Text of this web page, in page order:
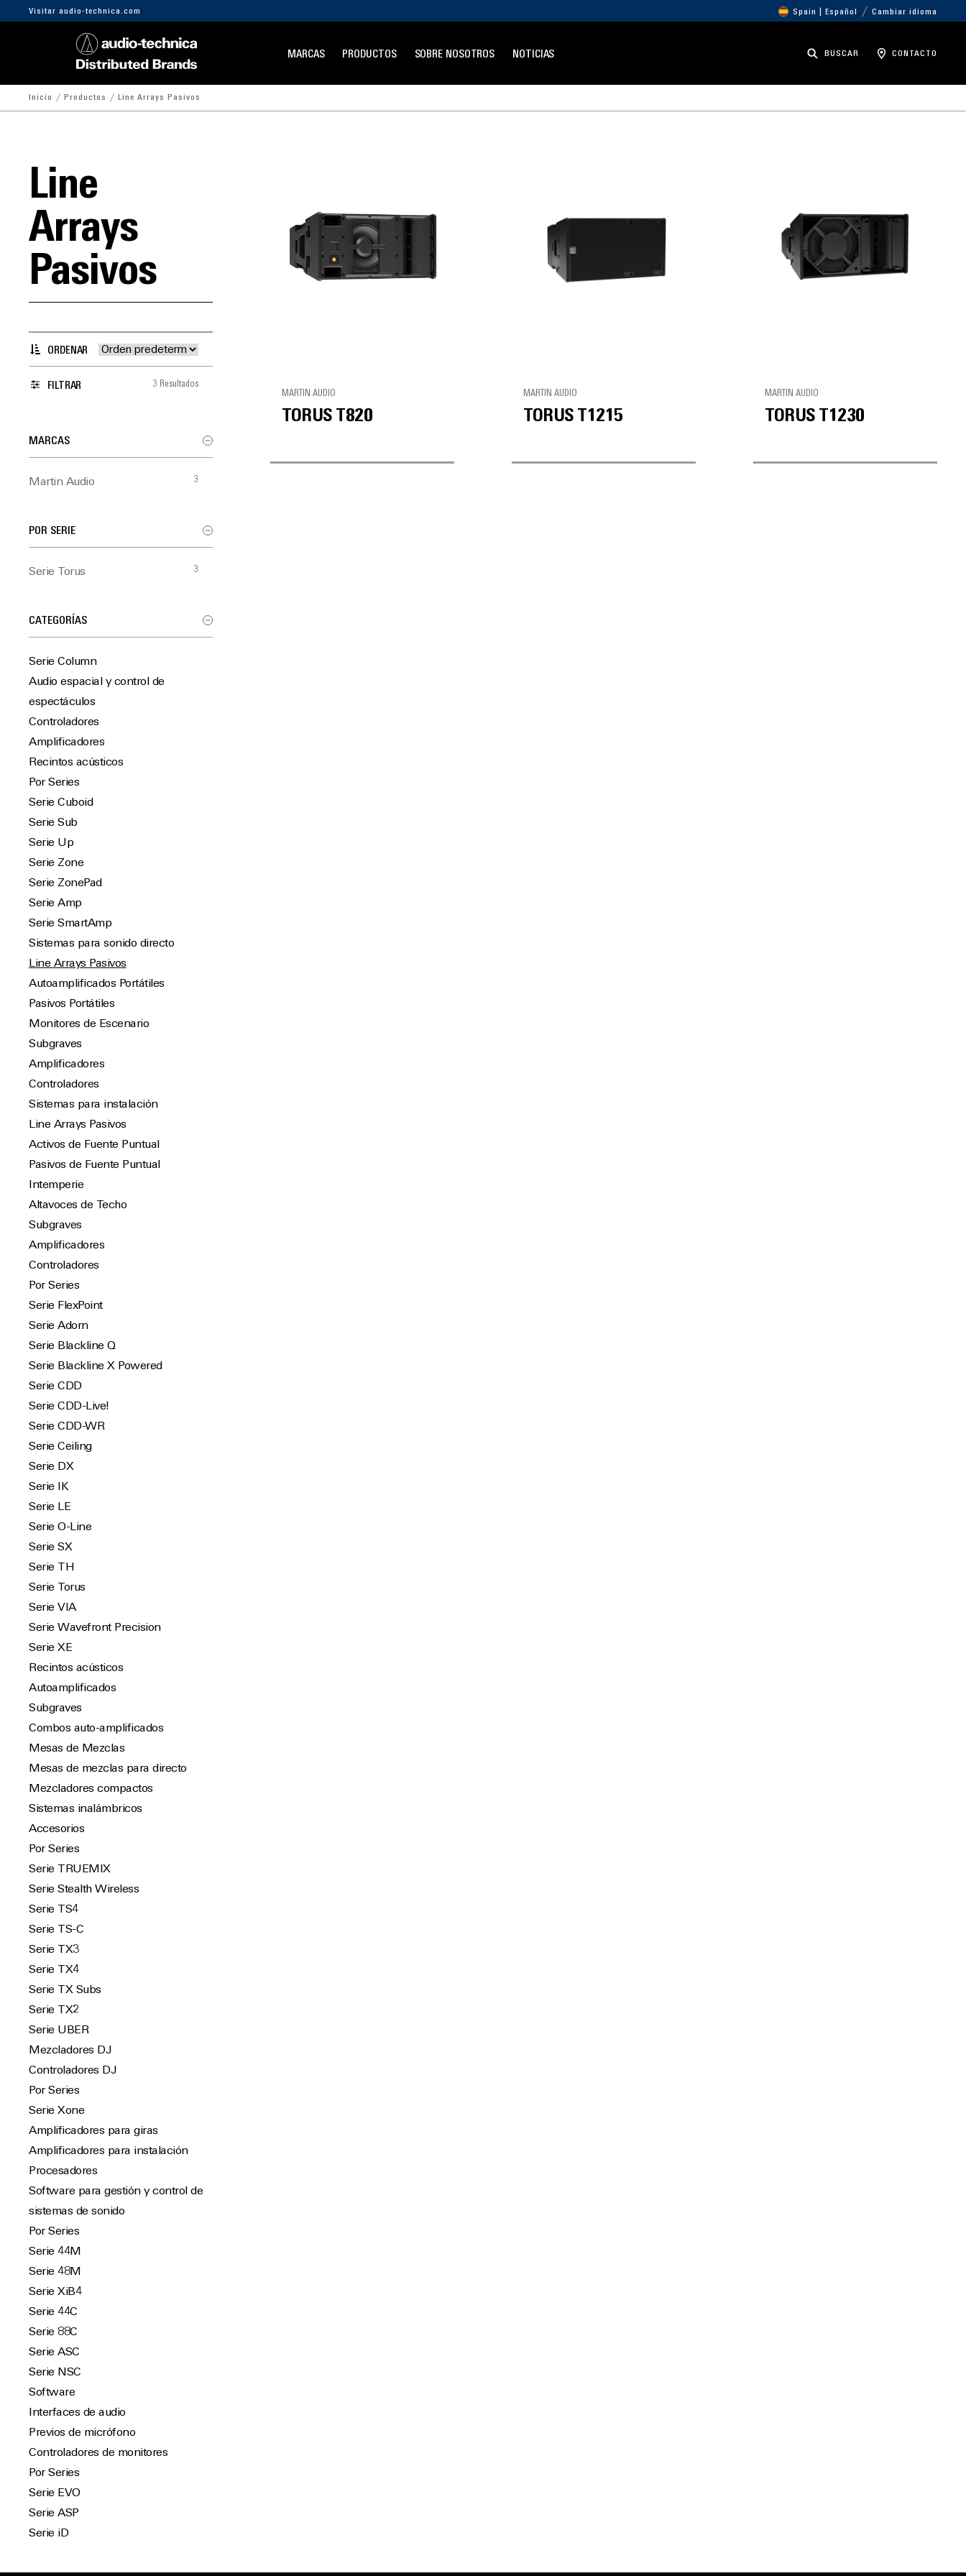
Visitar audio-technica.com Spain | Español Cambiar idioma
MARCAS PRODUCTOS SOBRE NOSOTROS NOTICIAS BUSCAR CONTACTO
Inicio Productos Line Arrays Pasivos
Line
Arrays
Pasivos
ORDENAR
FILTRAR 3 Resultados
MARCAS
Martin Audio 3
POR SERIE
Serie Torus 3
CATEGORÍAS
Serie Column
Audio espacial y control de
espectáculos
Controladores
Amplificadores
Recintos acústicos
Por Series
Serie Cuboid
Serie Sub
Serie Up
Serie Zone
Serie ZonePad
Serie Amp
Serie SmartAmp
Sistemas para sonido directo
Line Arrays Pasivos
Autoamplificados Portátiles
Pasivos Portátiles
Monitores de Escenario
Subgraves
Amplificadores
Controladores
Sistemas para instalación
Line Arrays Pasivos
Activos de Fuente Puntual
Pasivos de Fuente Puntual
Intemperie
Altavoces de Techo
Subgraves
Amplificadores
Controladores
Por Series
Serie FlexPoint
Serie Adorn
Serie Blackline Q
Serie Blackline X Powered
Serie CDD
Serie CDD-Live!
Serie CDD-WR
Serie Ceiling
Serie DX
Serie IK
Serie LE
Serie O-Line
Serie SX
Serie TH
Serie Torus
Serie VIA
Serie Wavefront Precision
Serie XE
Recintos acústicos
Autoamplificados
Subgraves
Combos auto-amplificados
Mesas de Mezclas
Mesas de mezclas para directo
Mezcladores compactos
Sistemas inalámbricos
Accesorios
Por Series
Serie TRUEMIX
Serie Stealth Wireless
Serie TS4
Serie TS-C
Serie TX3
Serie TX4
Serie TX Subs
Serie TX2
Serie UBER
Mezcladores DJ
Controladores DJ
Por Series
Serie Xone
Amplificadores para giras
Amplificadores para instalación
Procesadores
Software para gestión y control de
sistemas de sonido
Por Series
Serie 44M
Serie 48M
Serie XiB4
Serie 44C
Serie 88C
Serie ASC
Serie NSC
Software
Interfaces de audio
Previos de micrófono
Controladores de monitores
Por Series
Serie EVO
Serie ASP
Serie iD
MARTIN AUDIO
TORUS T820
MARTIN AUDIO
TORUS T1215
MARTIN AUDIO
TORUS T1230